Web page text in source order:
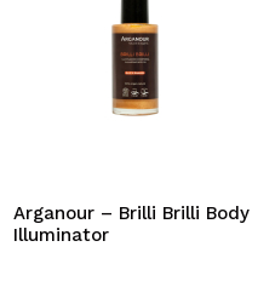
Arganour – Brilli Brilli Body
Illuminator